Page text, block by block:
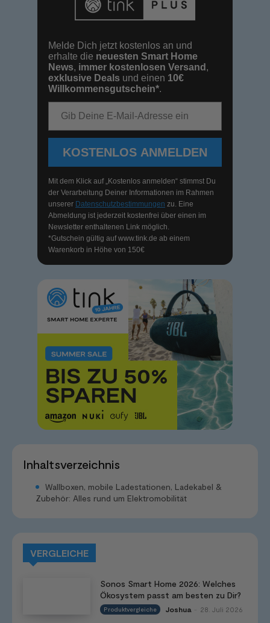
Melde Dich jetzt kostenlos an und
erhalte die neuesten Smart Home
News, immer kostenlosen Versand ,
exklusive Deals und einen 10€
Willkommensgutschein*.
KOSTENLOS ANMELDEN
Mit dem Klick auf „Kostenlos anmelden“ stimmst Du
der Verarbeitung Deiner Informationen im Rahmen
unserer Datenschutzbestimmungen zu. Eine
Abmeldung ist jederzeit kostenfrei über einen im
Newsletter enthaltenen Link möglich.
*Gutschein gültig aufwww.tink.de ab einem
Warenkorb in Höhe von 150€
Inhaltsverzeichnis
Wallboxen, mobile Ladestationen, Ladekabel &
Zubehör: Alles rund um Elektromobilität
VERGLEICHE
Sonos Smart Home 2026: Welches
Ökosystem passt am besten zu Dir?
Produktvergleiche Joshua 28. Juli 2026